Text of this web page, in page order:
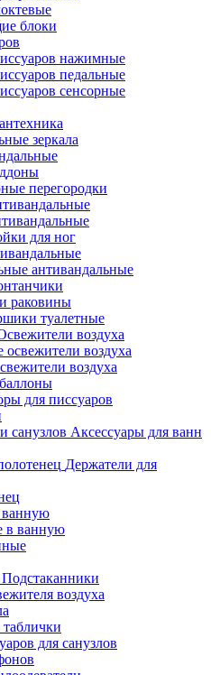
блоки
нажимные
педальные
сенсорные
зеркала
перегородки
для ног
антивандальные
раковины
туалетные
воздуха
воздуха
для писсуаров
Аксессуары для ванн
Держатели для
ванную
в ванную
Подстаканники
воздуха
для санузлов